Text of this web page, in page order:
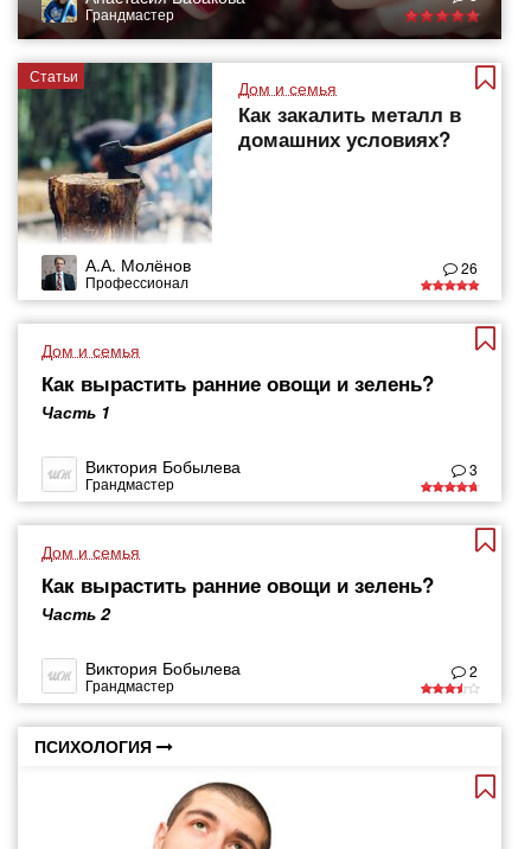
Грандмастер
Статьи
Дом и семья
Как закалить металл в
домашних условиях?
А.А. Молёнов
Профессионал
26
Дом и семья
Как вырастить ранние овощи и зелень?
Часть 1
Виктория Бобылева
Грандмастер
3
Дом и семья
Как вырастить ранние овощи и зелень?
Часть 2
Виктория Бобылева
Грандмастер
2
ПСИХОЛОГИЯ